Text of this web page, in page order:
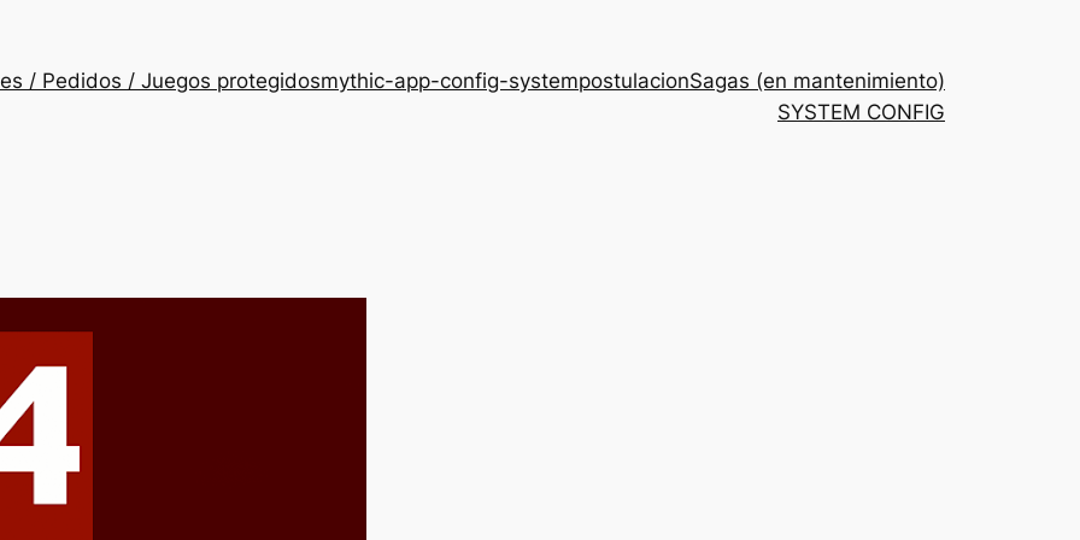
/ Pedidos / Juegos protegidosmythic-app-config-systempostulacionSagas (en mantenimiento)
SYSTEM CONFIG